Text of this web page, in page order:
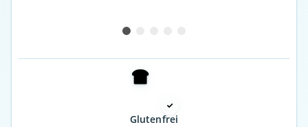
Glutenfrei